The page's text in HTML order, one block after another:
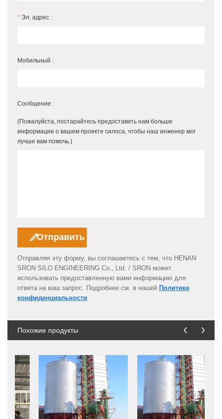
* Эл. адрес :
Мобильный :
Сообщение :
(Пожалуйста, постарайтесь предоставить нам больше
информации о вашем проекте силоса, чтобы наш инженер мог
лучше вам помочь.)
Отправляя эту форму, вы соглашаетесь с тем, что HENAN
SRON SILO ENGINEERING Co., Ltd. / SRON может
использовать предоставленную вами информацию для
ответа на ваш запрос. Подробнее см. в нашей Политике
конфиденциальности
Похожие продукты